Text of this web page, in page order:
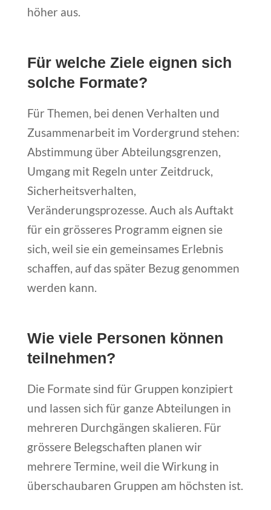
höher aus.
Für welche Ziele eignen sich
solche Formate?
Für Themen, bei denen Verhalten und
Zusammenarbeit im Vordergrund stehen:
Abstimmung über Abteilungsgrenzen,
Umgang mit Regeln unter Zeitdruck,
Sicherheitsverhalten,
Veränderungsprozesse. Auch als Auftakt
für ein grösseres Programm eignen sie
sich, weil sie ein gemeinsames Erlebnis
schaffen, auf das später Bezug genommen
werden kann.
Wie viele Personen können
teilnehmen?
Die Formate sind für Gruppen konzipiert
und lassen sich für ganze Abteilungen in
mehreren Durchgängen skalieren. Für
grössere Belegschaften planen wir
mehrere Termine, weil die Wirkung in
überschaubaren Gruppen am höchsten ist.